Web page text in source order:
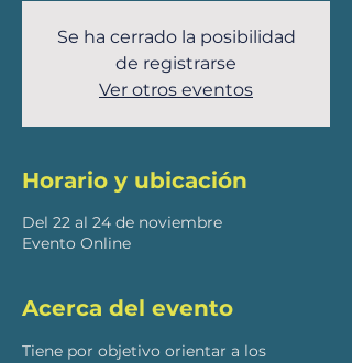
Se ha cerrado la posibilidad
de registrarse
Ver otros eventos
Horario y ubicación
Del 22 al 24 de noviembre
Evento Online
Acerca del evento
Tiene por objetivo orientar a los